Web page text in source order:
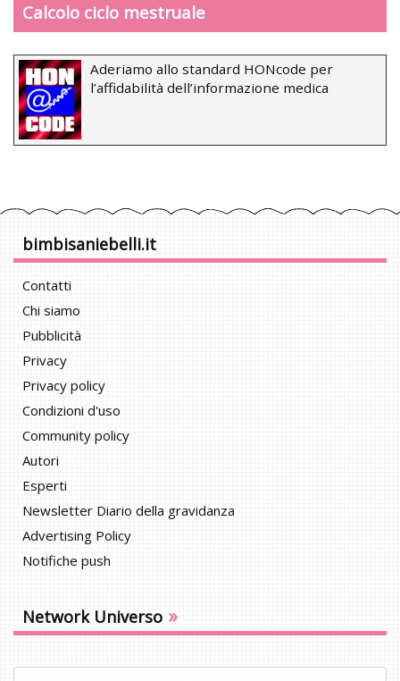
Calcolo ciclo mestruale
Aderiamo allo standard HONcode per
l’affidabilità dell’informazione medica
bimbisaniebelli.it
Contatti
Chi siamo
Pubblicità
Privacy
Privacy policy
Condizioni d'uso
Community policy
Autori
Esperti
Newsletter Diario della gravidanza
Advertising Policy
Notifiche push
Network Universo »